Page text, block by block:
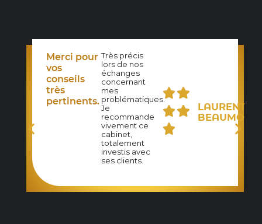
Merci pour
vos
conseils
très
pertinents.
Très précis
lors de nos
échanges
concernant
mes
problématiques.
Je
recommande
vivement ce
cabinet,
totalement
investis avec
ses clients.
LAURENT
BEAUMONT